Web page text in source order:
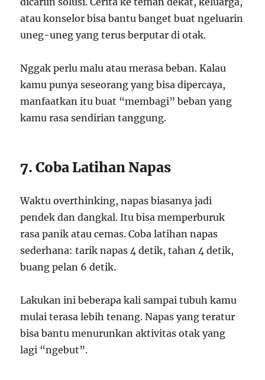
atau konselor bisa bantu banget buat ngeluarin
uneg-uneg yang terus berputar di otak.
Nggak perlu malu atau merasa beban. Kalau
kamu punya seseorang yang bisa dipercaya,
manfaatkan itu buat “membagi” beban yang
kamu rasa sendirian tanggung.
7. Coba Latihan Napas
Waktu overthinking, napas biasanya jadi
pendek dan dangkal. Itu bisa memperburuk
rasa panik atau cemas. Coba latihan napas
sederhana: tarik napas 4 detik, tahan 4 detik,
buang pelan 6 detik.
Lakukan ini beberapa kali sampai tubuh kamu
mulai terasa lebih tenang. Napas yang teratur
bisa bantu menurunkan aktivitas otak yang
lagi “ngebut”.